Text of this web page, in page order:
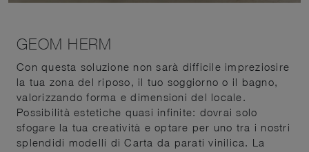
GEOM HERM
Con questa soluzione non sarà difficile impreziosire
la tua zona del riposo, il tuo soggiorno o il bagno,
valorizzando forma e dimensioni del locale.
Possibilità estetiche quasi infinite: dovrai solo
sfogare la tua creatività e optare per uno tra i nostri
splendidi modelli di Carta da parati vinilica. La